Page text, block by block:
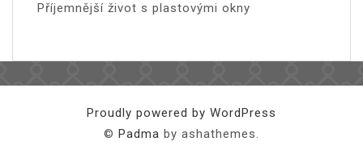
Příjemnější život s plastovými okny
Proudly powered by WordPress
© Padma by ashathemes.